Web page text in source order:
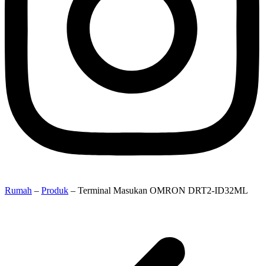
Rumah – Produk – Terminal Masukan OMRON DRT2-ID32ML